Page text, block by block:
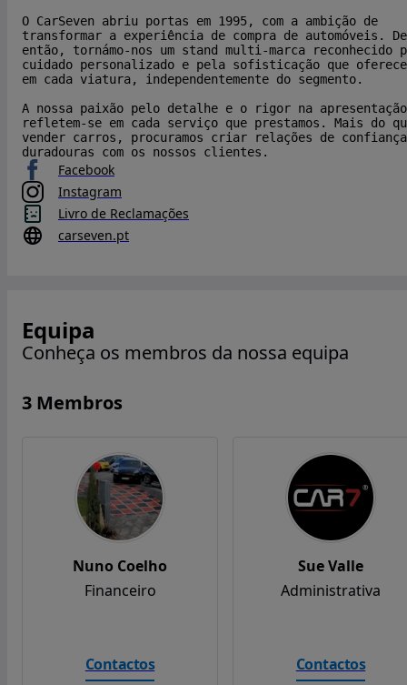
O CarSeven abriu portas em 1995, com a ambição de
transformar a experiência de compra de automóveis.
então, tornámo-nos um stand multi-marca reconhecido
cuidado personalizado e pela sofisticação que
em cada viatura, independentemente do segmento.
A nossa paixão pelo detalhe e o rigor na apresentação
refletem-se em cada serviço que prestamos. Mais do
vender carros, procuramos criar relações de confiança
duradouras com os nossos clientes.
Facebook
Instagram
Livro de Reclamações
carseven.pt
Equipa
Conheça os membros da nossa equipa
3 Membros
Nuno Coelho
Financeiro
Contactos
Sue Valle
Administrativa
Contactos